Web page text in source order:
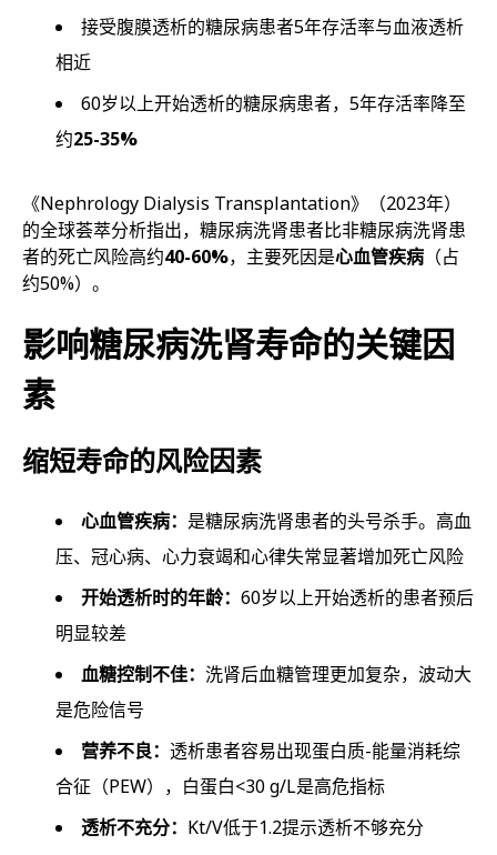
接受腹膜透析的糖尿病患者5年存活率与血液透析
相近
60岁以上开始透析的糖尿病患者，5年存活率降至
约25-35%
《Nephrology Dialysis Transplantation》（2023年）
的全球荟萃分析指出，糖尿病洗肾患者比非糖尿病洗肾患
者的死亡风险高约40-60%，主要死因是心血管疾病 （占
约50%）。
影响糖尿病洗肾寿命的关键因
素
缩短寿命的风险因素
心血管疾病： 是糖尿病洗肾患者的头号杀手。高血
压、冠心病、心力衰竭和心律失常显著增加死亡风险
开始透析时的年龄： 60岁以上开始透析的患者预后
明显较差
血糖控制不佳： 洗肾后血糖管理更加复杂，波动大
是危险信号
营养不良： 透析患者容易出现蛋白质-能量消耗综
合征（PEW），白蛋白<30 g/L是高危指标
透析不充分： Kt/V低于1.2提示透析不够充分